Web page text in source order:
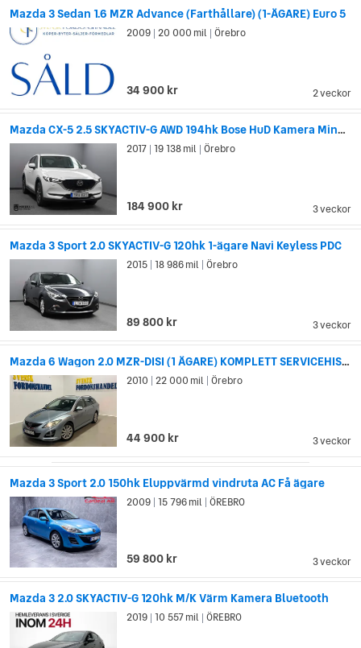
Mazda 3 Sedan 1.6 MZR Advance (Farthållare) (1-ÄGARE) Euro 5
2 veckor
2009 20 000 mil Örebro
34 900 kr
Mazda CX-5 2.5 SKYACTIV-G AWD 194hk Bose HuD Kamera Minne Skinn
3 veckor
2017 19 138 mil Örebro
184 900 kr
Mazda 3 Sport 2.0 SKYACTIV-G 120hk 1-ägare Navi Keyless PDC
3 veckor
2015 18 986 mil Örebro
89 800 kr
Mazda 6 Wagon 2.0 MZR-DISI (1 ÄGARE) KOMPLETT SERVICEHISTORIK
3 veckor
2010 22 000 mil Örebro
44 900 kr
Mazda 3 Sport 2.0 150hk Eluppvärmd vindruta AC Få ägare
3 veckor
2009 15 796 mil ÖREBRO
59 800 kr
Mazda 3 2.0 SKYACTIV-G 120hk M/K Värm Kamera Bluetooth
2019 10 557 mil ÖREBRO